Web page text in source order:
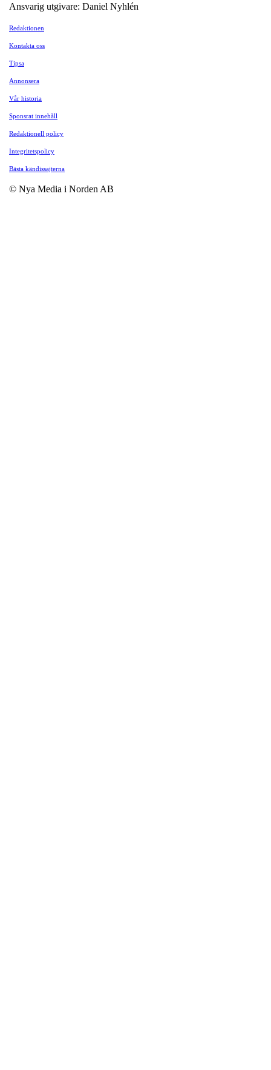
Ansvarig utgivare: Daniel Nyhlén
Redaktionen
Kontakta oss
Tipsa
Annonsera
Vår historia
Sponsrat innehåll
Redaktionell policy
Integritetspolicy
Bästa kändissajterna
© Nya Media i Norden AB